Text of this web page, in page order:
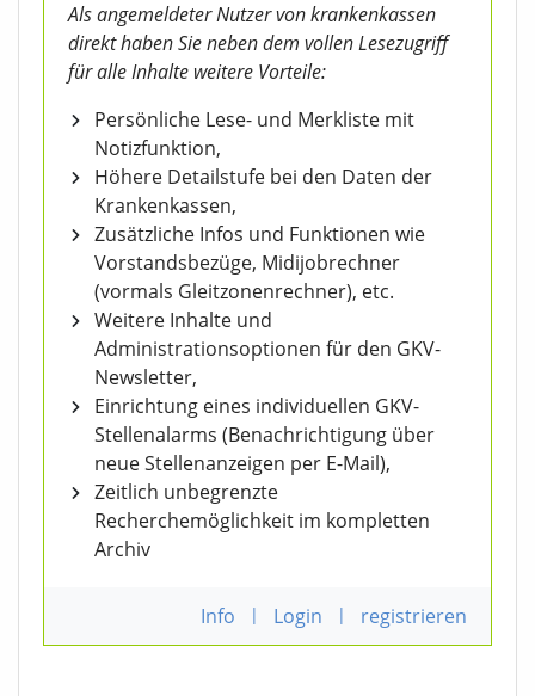
Als angemeldeter Nutzer von krankenkassen
direkt haben Sie neben dem vollen Lesezugriff
für alle Inhalte weitere Vorteile:
Persönliche Lese- und Merkliste mit
Notizfunktion,
Höhere Detailstufe bei den Daten der
Krankenkassen,
Zusätzliche Infos und Funktionen wie
Vorstandsbezüge, Midijobrechner
(vormals Gleitzonenrechner), etc.
Weitere Inhalte und
Administrationsoptionen für den GKV-
Newsletter,
Einrichtung eines individuellen GKV-
Stellenalarms (Benachrichtigung über
neue Stellenanzeigen per E-Mail),
Zeitlich unbegrenzte
Recherchemöglichkeit im kompletten
Archiv
Info | Login | registrieren